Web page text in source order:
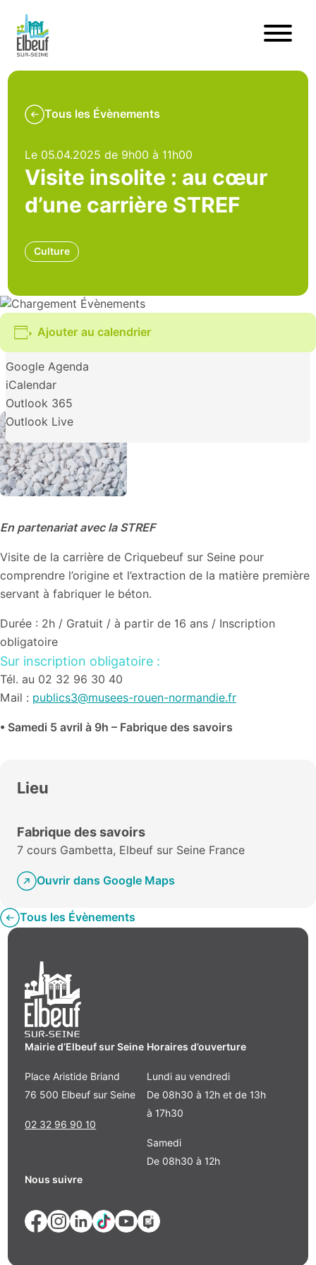
Tous les Évènements
Le 05.04.2025 de 9h00 à 11h00
Visite insolite : au cœur
d’une carrière STREF
Culture
Ajouter au calendrier
Google Agenda
iCalendar
Outlook 365
Outlook Live
En partenariat avec la STREF
Visite de la carrière de Criquebeuf sur Seine pour
comprendre l’origine et l’extraction de la matière première
servant à fabriquer le béton.
Durée : 2h / Gratuit / à partir de 16 ans / Inscription
obligatoire
Sur inscription obligatoire :
Tél. au 02 32 96 30 40
Mail : publics3@musees-rouen-normandie.fr
• Samedi 5 avril à 9h – Fabrique des savoirs
Lieu
Fabrique des savoirs
7 cours Gambetta, Elbeuf sur Seine France
Ouvrir dans Google Maps
Tous les Évènements
Mairie d’Elbeuf sur Seine
Place Aristide Briand
76 500 Elbeuf sur Seine
02 32 96 90 10
Horaires d’ouverture
Lundi au vendredi
De 08h30 à 12h et de 13h
à 17h30
Samedi
De 08h30 à 12h
Nous suivre